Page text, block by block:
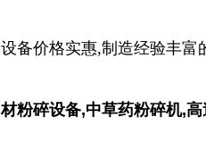
设备价格实惠,制造经验丰富
材粉碎设备,中草药粉碎机,高